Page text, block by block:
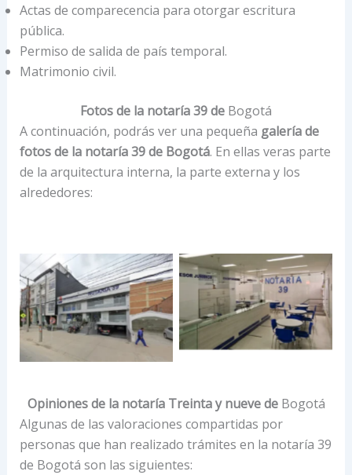
Actas de comparecencia para otorgar escritura
pública.
Permiso de salida de país temporal.
Matrimonio civil.
Fotos de la notaría 39 de Bogotá
A continuación, podrás ver una pequeña galería de
fotos de la notaría 39 de Bogotá. En ellas veras parte
de la arquitectura interna, la parte externa y los
alrededores:
Opiniones de la notaría Treinta y nueve deBogotá
Algunas de las valoraciones compartidas por
personas que han realizado trámites en la notaría 39
de Bogotá son las siguientes: